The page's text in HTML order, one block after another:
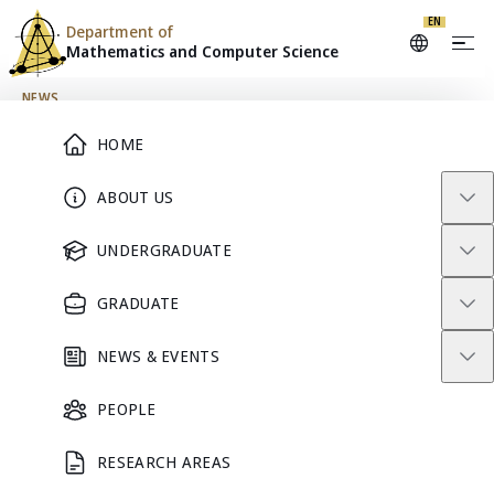
HOME
ABOUT US
UNDERGRADUATE
GRADUATE
NEWS & EVENTS
PEOPLE
RESEARCH AREAS
Department of
Mathematics and Computer Science
EN
Skip to content
NEWS
14 มีนาคม Pi Day
March 14, 2023
14 มีนาคม วัน Pi